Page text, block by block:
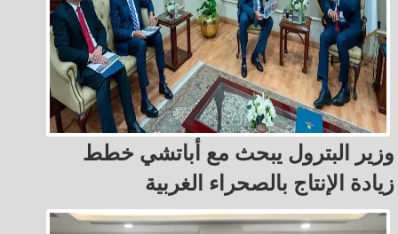
وزير البترول يبحث مع أباتشي خطط
زيادة الإنتاج بالصحراء الغربية